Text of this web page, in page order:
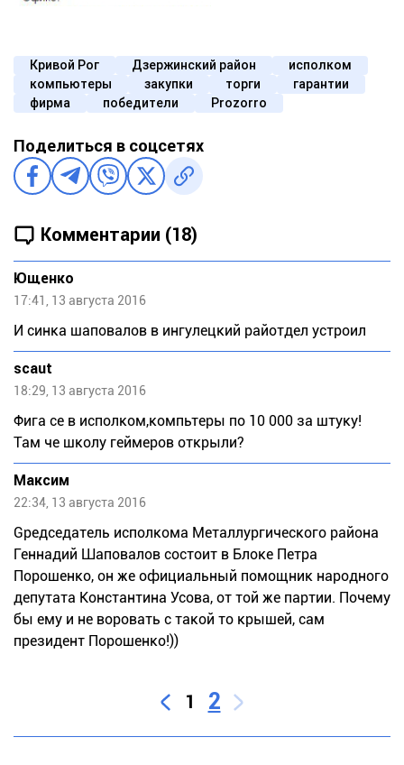
Кривой Рог Дзержинский район
исполком
компьютеры
закупки торги
гарантии
фирма
победители Prozorro
Поделиться в соцсетях
Комментарии (18)
Ющенко
17:41, 13 августа 2016
И синка шаповалов в ингулецкий райотдел устроил
scaut
18:29, 13 августа 2016
Фига се в исполком,компьтеры по 10 000 за штуку!
Там че школу геймеров открыли?
Максим
22:34, 13 августа 2016
Gредседатель исполкома Металлургического района
Геннадий Шаповалов состоит в Блоке Петра
Порошенко, он же официальный помощник народного
депутата Константина Усова, от той же партии. Почему
бы ему и не воровать с такой то крышей, сам
президент Порошенко!))
1 2